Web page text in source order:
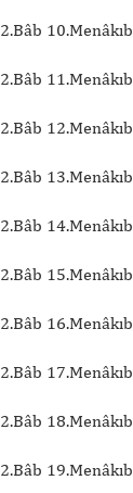
2.Bâb 10.Menâkıb
2.Bâb 11.Menâkıb
2.Bâb 12.Menâkıb
2.Bâb 13.Menâkıb
2.Bâb 14.Menâkıb
2.Bâb 15.Menâkıb
2.Bâb 16.Menâkıb
2.Bâb 17.Menâkıb
2.Bâb 18.Menâkıb
2.Bâb 19.Menâkıb